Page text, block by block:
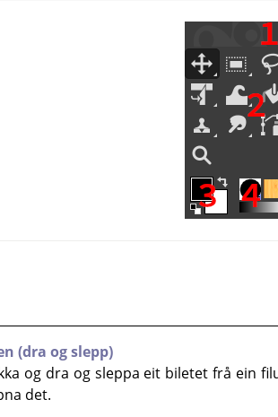
(dra og slepp)
og dra og sleppa eit biletet frå ein
det.